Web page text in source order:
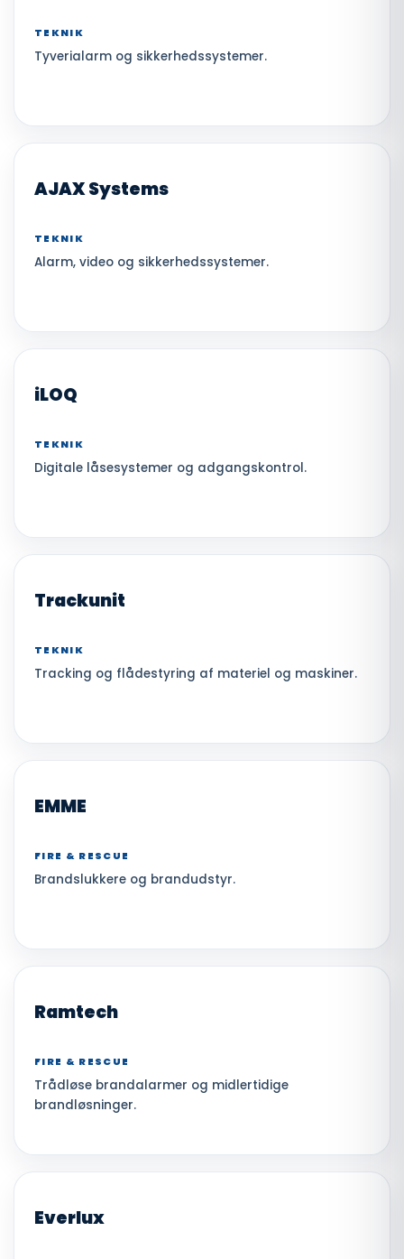
TEKNIK
Tyverialarm og sikkerhedssystemer.
AJAX Systems
TEKNIK
Alarm, video og sikkerhedssystemer.
iLOQ
TEKNIK
Digitale låsesystemer og adgangskontrol.
Trackunit
TEKNIK
Tracking og flådestyring af materiel og maskiner.
EMME
FIRE & RESCUE
Brandslukkere og brandudstyr.
Ramtech
FIRE & RESCUE
Trådløse brandalarmer og midlertidige
brandløsninger.
Everlux